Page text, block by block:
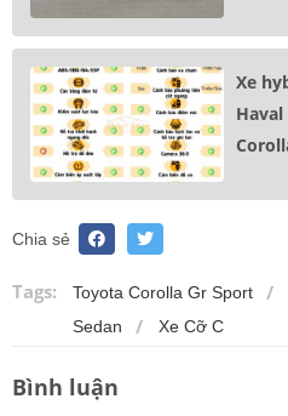
Xe
Chia sẻ
Tags: Toyota Corolla Gr Sport
Sedan
Xe Cỡ C
Bình luận